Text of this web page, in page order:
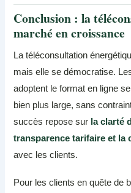
Conclusion : la
marché en croissance
La téléconsultation
mais elle se démocratise.
adoptent le format en ligne
bien plus large, sans
succès repose sur la clarté
transparence tarifaire et la
avec les clients.
Pour les clients en quête de